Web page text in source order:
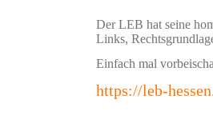
Der LEB hat seine
Links,
Einfach mal
https://leb-